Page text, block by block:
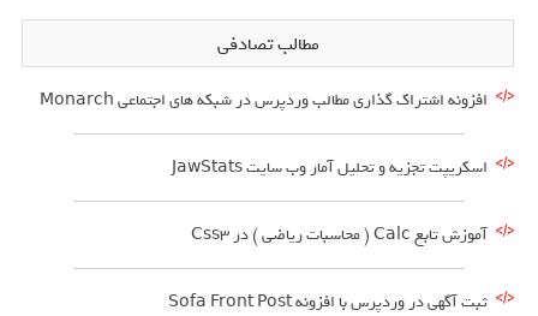
مطالب تصادفی
افزونه اشتراک گذاری مطالب وردپرس در شبکه های اجتماعی Monarch
اسکریپت تجزیه و تحلیل آمار وب سایت JawStats
آموزش تابع Calc ( محاسبات ریاضی ) در Css3
ثبت آگهی در وردپرس با افزونه Sofa Front Post